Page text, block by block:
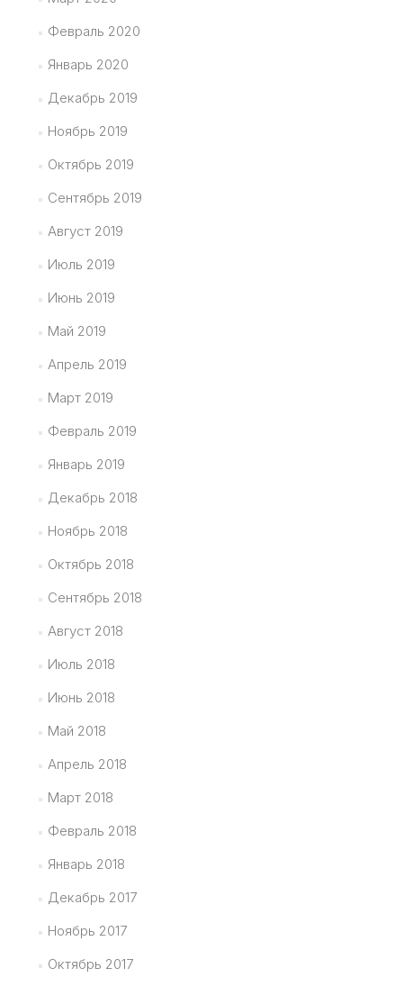
Февраль 2020
Январь 2020
Декабрь 2019
Ноябрь 2019
Октябрь 2019
Сентябрь 2019
Август 2019
Июль 2019
Июнь 2019
Май 2019
Апрель 2019
Март 2019
Февраль 2019
Январь 2019
Декабрь 2018
Ноябрь 2018
Октябрь 2018
Сентябрь 2018
Август 2018
Июль 2018
Июнь 2018
Май 2018
Апрель 2018
Март 2018
Февраль 2018
Январь 2018
Декабрь 2017
Ноябрь 2017
Октябрь 2017